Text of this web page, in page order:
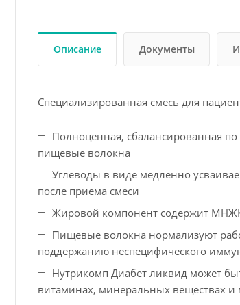
Описание Документы
Специализированная смесь для
Полноценная, сбалансированная
пищевые волокна
Углеводы в виде медленно
после приема смеси
Жировой компонент содержит
Пищевые волокна нормализуют
поддержанию неспецифического
Нутрикомп Диабет ликвид может
витаминах, минеральных веществах и